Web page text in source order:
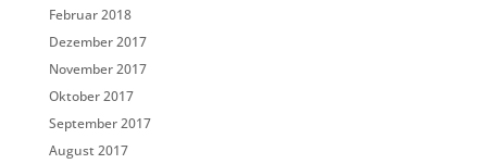
Februar 2018
Dezember 2017
November 2017
Oktober 2017
September 2017
August 2017